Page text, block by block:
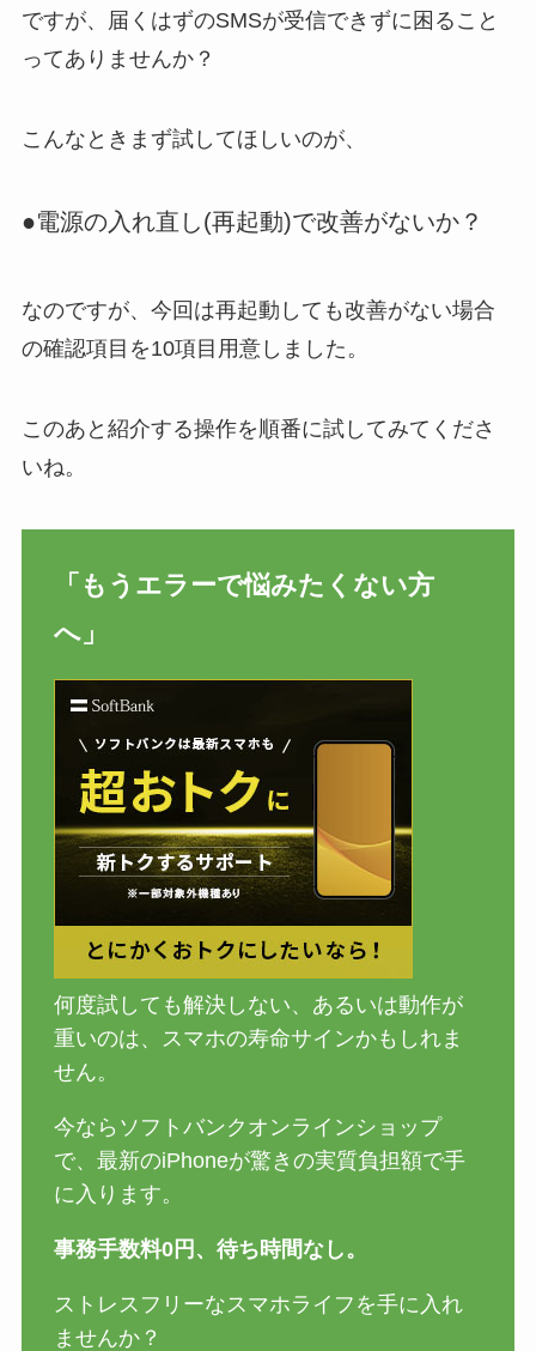
ですが、届くはずのSMSが受信できずに困ること
ってありませんか？
こんなときまず試してほしいのが、
●電源の入れ直し(再起動)で改善がないか？
なのですが、今回は再起動しても改善がない場合
の確認項目を10項目用意しました。
このあと紹介する操作を順番に試してみてくださ
いね。
「もうエラーで悩みたくない方
へ」
何度試しても解決しない、あるいは動作が
重いのは、スマホの寿命サインかもしれま
せん。
今ならソフトバンクオンラインショップ
で、最新のiPhoneが驚きの実質負担額で手
に入ります。
事務手数料0円、待ち時間なし。
ストレスフリーなスマホライフを手に入れ
ませんか？